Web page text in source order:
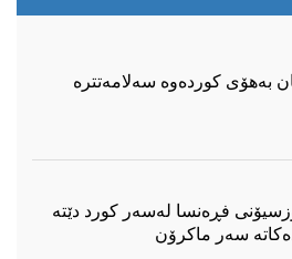
بەهۆی کوردەوە سەلامەتترە
فڕەنسا لەسەر كورد دێتە
سەر ماكرۆن